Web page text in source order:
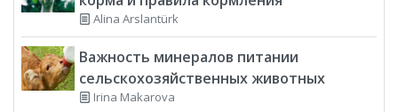
Alina Arslantürk
Важность минералов питании
сельскохозяйственных животных
Irina Makarova